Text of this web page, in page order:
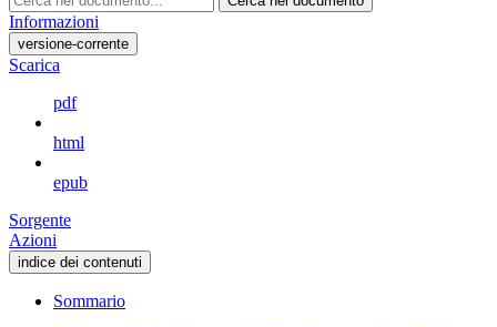
Informazioni
versione-corrente
Scarica
pdf
html
epub
Sorgente
Azioni
indice dei contenuti
Sommario